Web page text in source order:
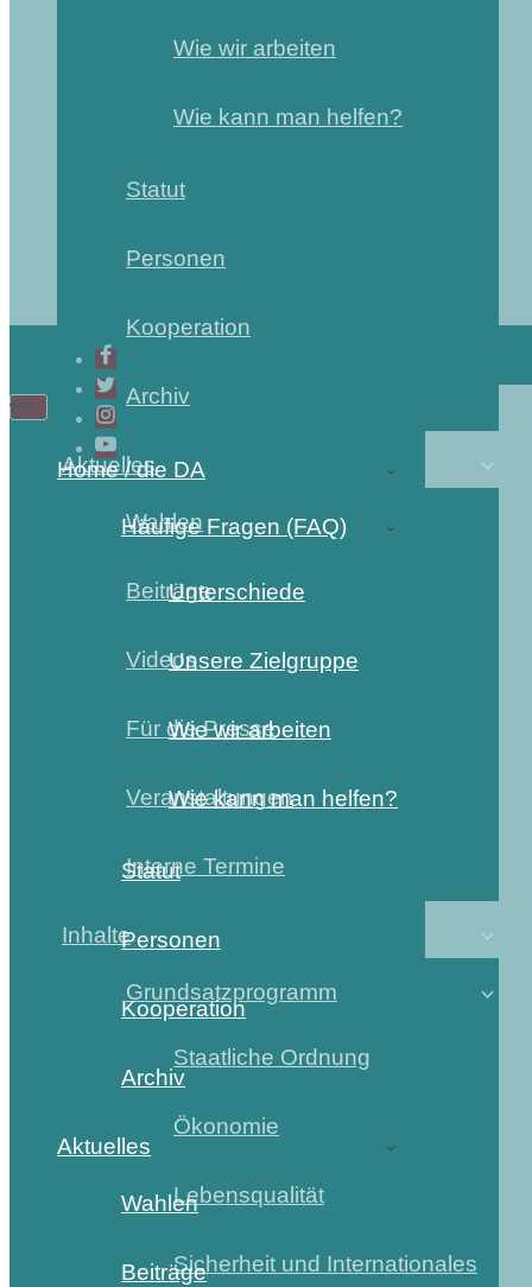
Wie wir arbeiten
Wie kann man helfen?
Statut
Personen
Kooperation
Archiv
Aktuelles
Wahlen
Beiträge
Videos
Für die Presse
Veranstaltungen
Interne Termine
Inhalte
Grundsatzprogramm
Staatliche Ordnung
Ökonomie
Lebensqualität
Sicherheit und Internationales
Navigations-
Navigations-
Home / die DA
Häufige Fragen (FAQ)
Unterschiede
Unsere Zielgruppe
Wie wir arbeiten
Wie kann man helfen?
Statut
Personen
Kooperation
Archiv
Aktuelles
Wahlen
Beiträge